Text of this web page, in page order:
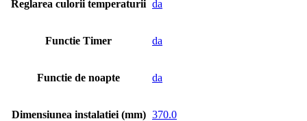
Reglarea culorii temperaturii da
Functie Timer da
Functie de noapte da
Dimensiunea instalatiei (mm) 370.0